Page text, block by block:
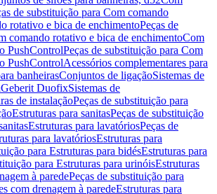
de substituição para Com comando
rotativo e bica de enchimentoPeças de
comando rotativo e bica de enchimentoCom
PushControlPeças de substituição para Com
PushControlAcessórios complementares para
banheirasConjuntos de ligaçãoSistemas de
Geberit DuofixSistemas de
de instalaçãoPeças de substituição para
Estruturas para sanitasPeças de substituição
Estruturas para lavatóriosPeças de
para lavatóriosEstruturas para
para Estruturas para bidésEstruturas para
para Estruturas para urinóisEstruturas
à paredePeças de substituição para
com drenagem à paredeEstruturas para